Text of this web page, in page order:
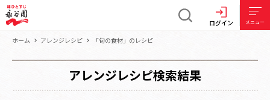
ログイン メニュー
ホーム アレンジレシピ 「旬の食材」のレシピ
アレンジレシピ検索結果